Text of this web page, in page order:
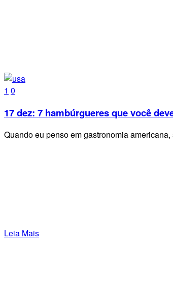
1 0
17 dez: 7 hambúrgueres que você
Quando eu penso em gastronomia
Leia Mais